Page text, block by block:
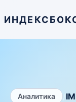
Аналитика